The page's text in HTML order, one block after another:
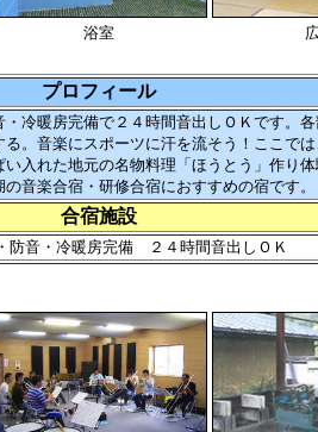
浴室
プロフィール
暖房完備で２４時間音出しＯＫです。各
。音楽にスポーツに汗を流そう！ここで
入れた地元の名物料理「ほうとう」作り体
音楽合宿・研修合宿におすすめの宿です。
合宿施設
音・冷暖房完備 ２４時間音出しＯＫ